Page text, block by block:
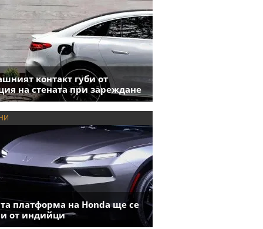
контакт губи от
на стената при зареждане
платформа на Honda ще се
от индийци